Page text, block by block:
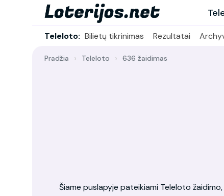
Teleloto: Bilietų tikrinimas Rezultatai
Pradžia Teleloto 636 žaidimas
Šiame puslapyje pateikiami Teleloto